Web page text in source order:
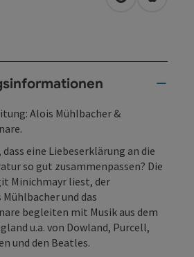
in Google
in
Alois Mühlbacher &
eine Liebeserklärung an die
so gut zusammenpassen? Die
Minichmayr liest, der
und das
begleiten mit Musik aus dem
u.a. von Dowland, Purcell,
und den Beatles.